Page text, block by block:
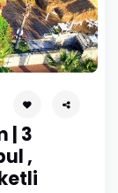
| 3
,